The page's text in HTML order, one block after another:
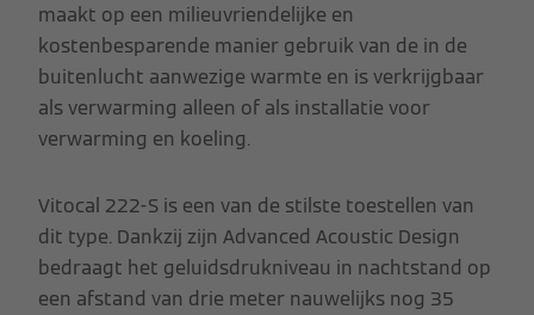
maakt op een milieuvriendelijke en
kostenbesparende manier gebruik van de in de
buitenlucht aanwezige warmte en is verkrijgbaar
als verwarming alleen of als installatie voor
verwarming en koeling.
Vitocal 222-S is een van de stilste toestellen van
dit type. Dankzij zijn Advanced Acoustic Design
bedraagt het geluidsdrukniveau in nachtstand op
een afstand van drie meter nauwelijks nog 35